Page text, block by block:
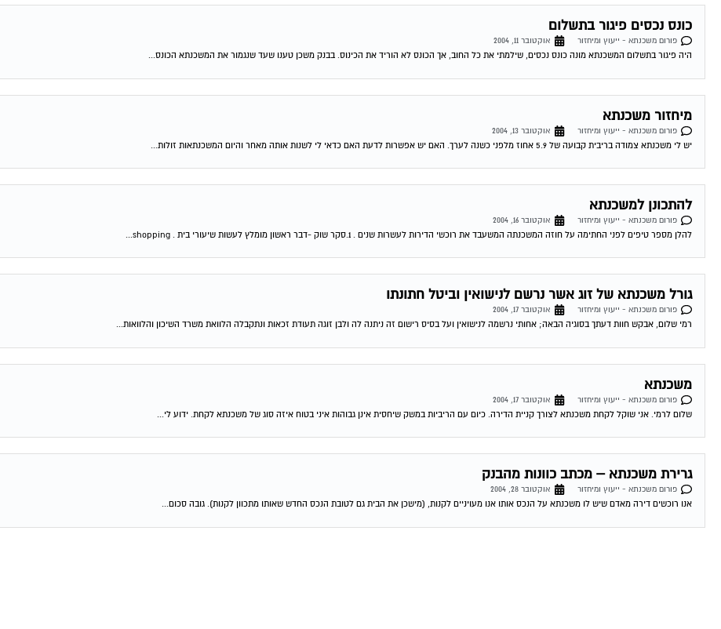
כונס נכסים פיגור בתשלום
פורום משכנתא - ייעוץ ומיחזור
אוקטובר 11, 2004
היה פיגור בתשלום המשכנתא מונה כונס נכסים, שילמתי את כל החוב, אך הכונס לא הוריד את הכינוס. בבנק משכן טענו שעד שנגמור את המשכנתא הכונס...
מיחזור משכנתא
פורום משכנתא - ייעוץ ומיחזור
אוקטובר 13, 2004
יש לי משכנתא צמודה בריבית קבועה של 5.9 אחוז מלפני כשנה לערך. האם יש אפשרות לדעת האם כדאי לי לשנות אותה מאחר והיום המשכנתאות זולות...
להתכונן למשכנתא
פורום משכנתא - ייעוץ ומיחזור
אוקטובר 16, 2004
להלן מספר טיפים לפני החתימה על חוזה המשכנתה המשעבד את רוכשי הדירות לעשרות שנים . 1.סקר שוק -דבר ראשון מומלץ לעשות שיעורי בית . shopping...
גורל משכנתא של זוג אשר נרשם לנישואין וביטל חתונתו
פורום משכנתא - ייעוץ ומיחזור
אוקטובר 17, 2004
רמי שלום, אבקש חוות דעתך בסוגיה הבאה; אחותי נרשמה לנישואין ועל בסיס רישום זה ניתנה לה ולבן זוגה תעודת זכאות ונתקבלה הלוואת משרד השיכון והלוואות...
משכנתא
פורום משכנתא - ייעוץ ומיחזור
אוקטובר 17, 2004
שלום לרמי. אני שוקל לקחת משכנתא לצורך קניית הדירה. כיום עם הריביות במשק שיחסית אינן גבוהות איני בטוח איזה סוג של משכנתא לקחת. ידוע לי...
גרירת משכנתא – מכתב כוונות מהבנק
פורום משכנתא - ייעוץ ומיחזור
אוקטובר 28, 2004
אנו רוכשים דירה מאדם שיש לו משכנתא על הנכס אותו אנו מעויניים לקנות, (מישכן את הבית גם לטובת הנכס החדש שאותו מתכוון לקנות). גובה סכום...